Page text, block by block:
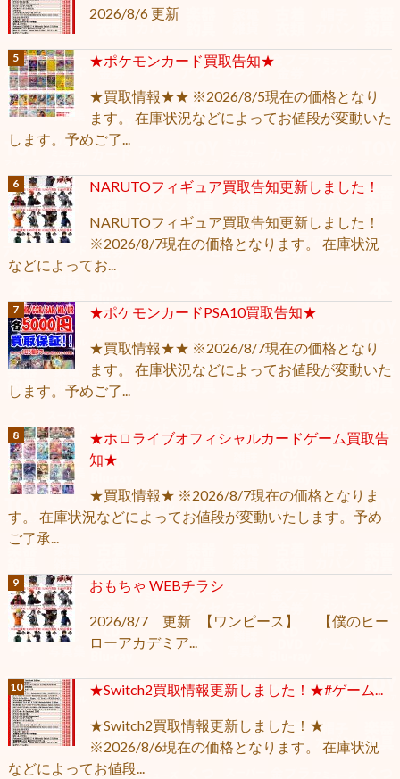
2026/8/6 更新
★ポケモンカード買取告知★
★買取情報★★ ※2026/8/5現在の価格となり
ます。 在庫状況などによってお値段が変動いた
します。予めご了...
NARUTOフィギュア買取告知更新しました！
NARUTOフィギュア買取告知更新しました！
※2026/8/7現在の価格となります。 在庫状況
などによってお...
★ポケモンカードPSA10買取告知★
★買取情報★★ ※2026/8/7現在の価格となり
ます。 在庫状況などによってお値段が変動いた
します。予めご了...
★ホロライブオフィシャルカードゲーム買取告
知★
★買取情報★ ※2026/8/7現在の価格となりま
す。 在庫状況などによってお値段が変動いたします。予め
ご了承...
おもちゃ WEBチラシ
2026/8/7 更新 【ワンピース】 【僕のヒー
ローアカデミア...
★Switch2買取情報更新しました！★#ゲーム...
★Switch2買取情報更新しました！★
※2026/8/6現在の価格となります。 在庫状況
などによってお値段...